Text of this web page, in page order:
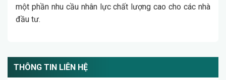
một phần nhu cầu nhân lực chất lượng cao cho các nhà
đầu tư.
THÔNG TIN LIÊN HỆ